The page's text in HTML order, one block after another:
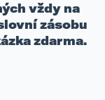
vždy na
zásobu
zdarma.